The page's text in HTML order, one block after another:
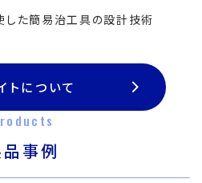
した簡易治工具の設計技術
トについて
事例